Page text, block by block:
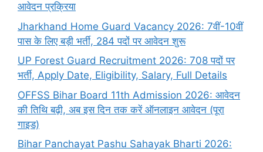
आवेदन प्रक्रिया
Jharkhand Home Guard Vacancy 2026: 7वीं-10वीं
पास के लिए बड़ी भर्ती, 284 पदों पर आवेदन शुरू
UP Forest Guard Recruitment 2026: 708 पदों पर
भर्ती, Apply Date, Eligibility, Salary, Full Details
OFFSS Bihar Board 11th Admission 2026: आवेदन
की तिथि बढ़ी, अब इस दिन तक करें ऑनलाइन आवेदन (पूरा
गाइड)
Bihar Panchayat Pashu Sahayak Bharti 2026: